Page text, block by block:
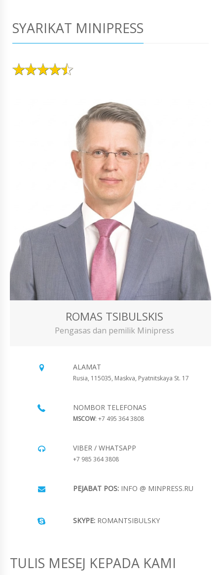
SYARIKAT MINIPRESS
ROMAS TSIBULSKIS
Pengasas dan pemilik Minipress
ALAMAT
Rusia, 115035, Maskva, Pyatnitskaya St. 17
NOMBOR TELEFONAS
MSCOW: +7 495 364 3808
VIBER / WHATSAPP
+7 985 364 3808
PEJABAT POS: INFO @ MINPRESS.RU
SKYPE: ROMANTSIBULSKY
TULIS MESEJ KEPADA KAMI